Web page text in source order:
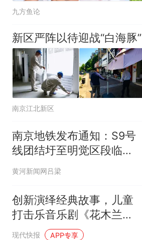
九方鱼论
新区严阵以待迎战“白海豚”
南京江北新区
南京地铁发布通知：S9号
线团结圩至明觉区段临时
停运
黄河新闻网吕梁
创新演绎经典故事，儿童
打击乐音乐剧《花木兰》
在南京上演
现代快报 APP专享